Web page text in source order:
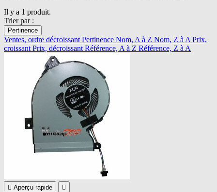
Il y a 1 produit.
Trier par :
Pertinence
Ventes, ordre décroissant Pertinence Nom, A à Z Nom, Z à A Prix,
croissant Prix, décroissant Référence, A à Z Référence, Z à A
 Aperçu rapide 